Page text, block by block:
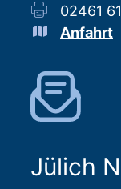
02461
Anfahrt
Jülich